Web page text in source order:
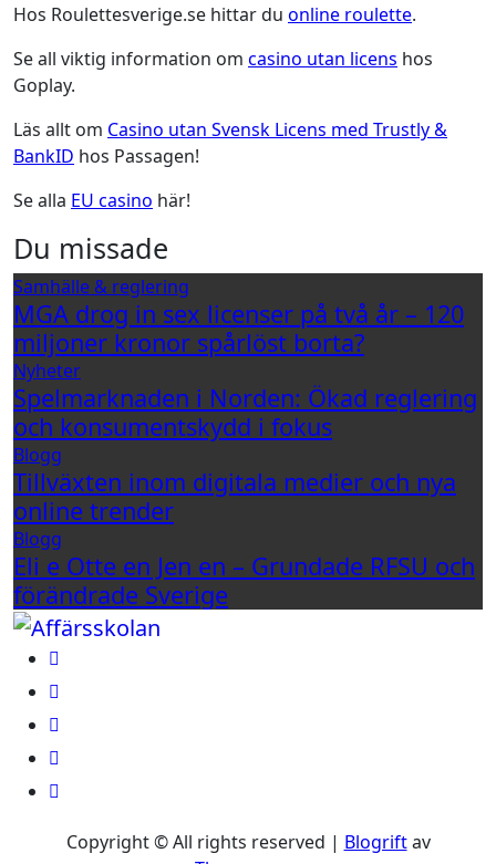
Hos Roulettesverige.se hittar du online roulette.
Se all viktig information om casino utan licens hos
Goplay.
Läs allt om Casino utan Svensk Licens med Trustly &
BankID hos Passagen!
Se alla EU casino här!
Du missade
Samhälle & reglering
MGA drog in sex licenser på två år – 120
miljoner kronor spårlöst borta?
Nyheter
Spelmarknaden i Norden: Ökad reglering
och konsumentskydd i fokus
Blogg
Tillväxten inom digitala medier och nya
online trender
Blogg
Eli e Otte en Jen en – Grundade RFSU och
förändrade Sverige
Copyright © All rights reserved | Blogriftav